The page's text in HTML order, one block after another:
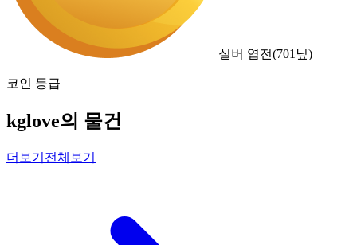
실버 엽전(701 닢)
코인 등급
kglove의 물건
더보기 전체보기